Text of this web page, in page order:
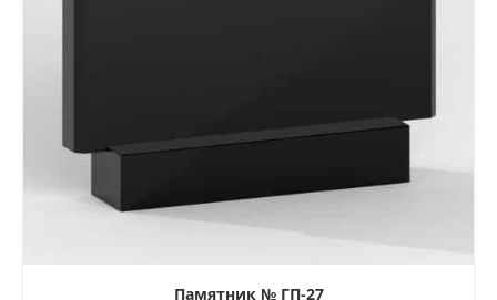
Памятник № ГП-27